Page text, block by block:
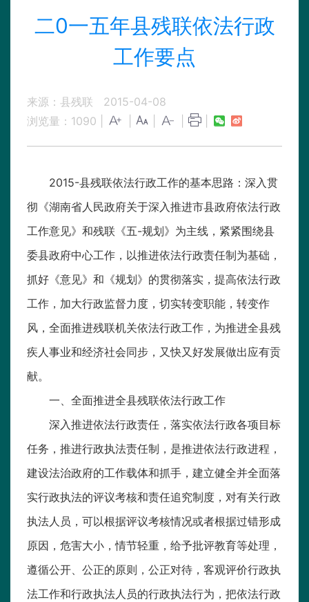
二0一五年县残联依法行政
工作要点
来源：县残联
2015-04-08
浏览量： 1090
2015-县残联依法行政工作的基本思路：深入贯
彻《湖南省人民政府关于深入推进市县政府依法行政
工作意见》和残联《五-规划》为主线，紧紧围绕县
委县政府中心工作，以推进依法行政责任制为基础，
抓好《意见》和《规划》的贯彻落实，提高依法行政
工作，加大行政监督力度，切实转变职能，转变作
风，全面推进残联机关依法行政工作，为推进全县残
疾人事业和经济社会同步，又快又好发展做出应有贡
献。
一、全面推进全县残联依法行政工作
深入推进依法行政责任，落实依法行政各项目标
任务，推进行政执法责任制，是推进依法行政进程，
建设法治政府的工作载体和抓手，建立健全并全面落
实行政执法的评议考核和责任追究制度，对有关行政
执法人员，可以根据评议考核情况或者根据过错形成
原因，危害大小，情节轻重，给予批评教育等处理，
遵循公开、公正的原则，公正对待，客观评价行政执
法工作和行政执法人员的行政执法行为，把依法行政